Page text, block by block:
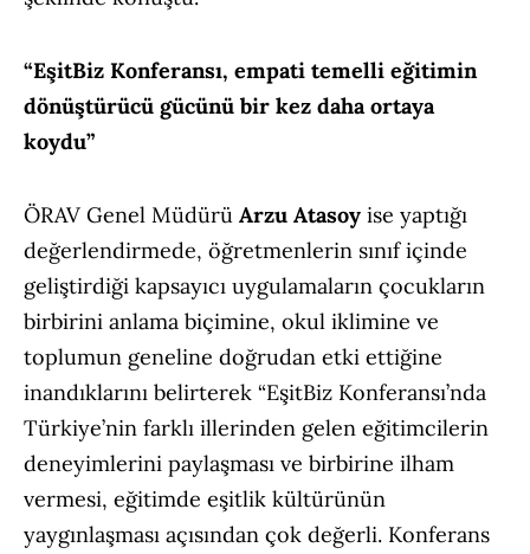
“EşitBiz Konferansı, empati temelli eğitimin
dönüştürücü gücünü bir kez daha ortaya
koydu”
ÖRAV Genel Müdürü Arzu Atasoy ise yaptığı
değerlendirmede, öğretmenlerin sınıf içinde
geliştirdiği kapsayıcı uygulamaların çocukların
birbirini anlama biçimine, okul iklimine ve
toplumun geneline doğrudan etki ettiğine
inandıklarını belirterek “EşitBiz Konferansı’nda
Türkiye’nin farklı illerinden gelen eğitimcilerin
deneyimlerini paylaşması ve birbirine ilham
vermesi, eğitimde eşitlik kültürünün
yaygınlaşması açısından çok değerli. Konferans